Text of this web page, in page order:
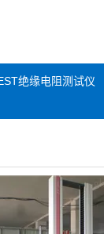
绝缘电阻测试仪